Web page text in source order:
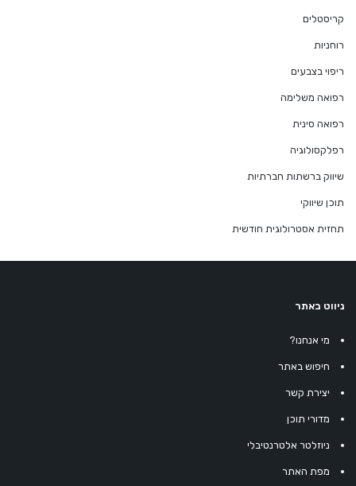
קריסטלים
רוחניות
ריפוי בצבעים
רפואה משלימה
רפואה סינית
רפלקסולוגיה
שיווק ברשתות חברתיות
תוכן שיווקי
תחזית אסטרולוגית חודשית
ניווט באתר
מי אנחנו?
חיפוש באתר
יצירת קשר
מדורי תוכן
ניוזלטר אלטרנטיבלי
מפת האתר